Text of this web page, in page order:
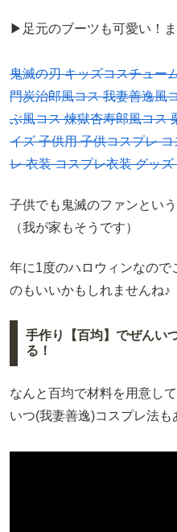
▶足元のブーツも可愛い！ま
鬼滅の刃 キッズコスチュー
門炭治郎風コス 我妻善逸風
ぶ風コス 煉獄杏寿郎風コス
イズ 子供用 子供コスプレ
レ 衣装 コスプレ衣装 グッ
子供でも鬼滅のファンとい
（我が家もそうです）
年に1度のハロウィンなので
のもいいかもしれませんね♪
手作り【百均】でぜんい
る！
なんと百均で材料を用意し
いつ(我妻善逸)コスプレ法も